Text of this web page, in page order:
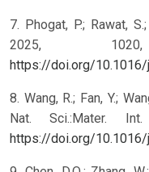
7. Phogat, P.; Rawat,
2025,
https://doi.org/10.1016/
8. Wang, R.; Fan, Y.;
Nat. Sci.:Mater.
https://doi.org/10.1016/